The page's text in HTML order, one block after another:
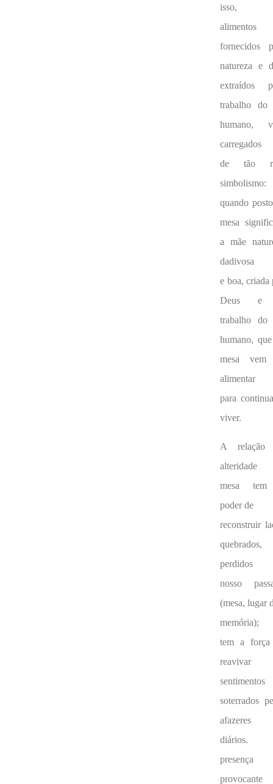
isso,
alimentos
fornecidos
natureza e
extraídos
trabalho do
humano,
carregados
de tão
simbolismo:
quando
mesa
a mãe
dadivosa
e boa, criada
Deus
trabalho do
humano,
mesa vem
alimentar
para
viver.
A relação
mesa
poder de
reconstruir
quebrados,
perdidos
nosso
(mesa, lugar
memória);
tem a força
reavivar
sentimentos
soterrados
afazeres
diários.
presença
provocante